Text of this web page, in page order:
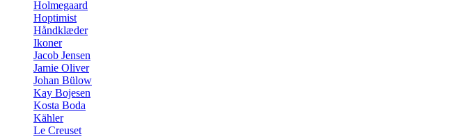
Holmegaard
Hoptimist
Håndklæder
Ikoner
Jacob Jensen
Jamie Oliver
Johan Bülow
Kay Bojesen
Kosta Boda
Kähler
Le Creuset